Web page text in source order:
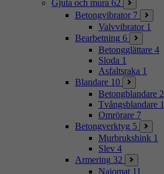
Gjuta och mura 62
Betongvibrator 7
Valvvibrator 1
Bearbetning 6
Betongglättare 4
Sloda 1
Asfaltsraka 1
Blandare 10
Betongblandare 2
Tvångsblandare 1
Omrörare 7
Betongverktyg 5
Murbrukshink 1
Slev 4
Armering 32
Najomat 11